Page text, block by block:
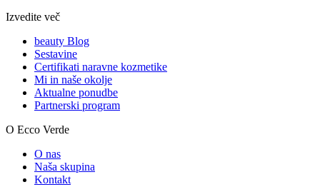
Izvedite več
beauty Blog
Sestavine
Certifikati naravne kozmetike
Mi in naše okolje
Aktualne ponudbe
Partnerski program
O Ecco Verde
O nas
Naša skupina
Kontakt